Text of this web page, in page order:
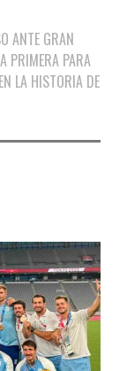
ANTE GRAN
PRIMERA PARA
LA HISTORIA DE